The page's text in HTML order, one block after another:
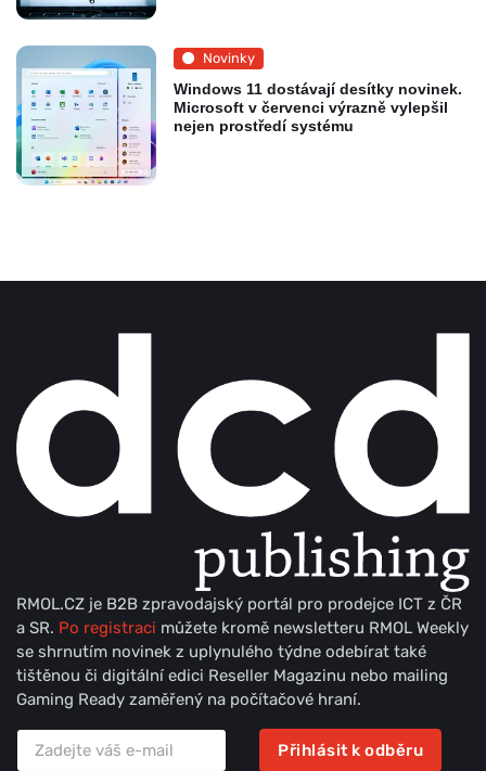
Novinky
Windows 11 dostávají desítky novinek.
Microsoft v červenci výrazně vylepšil
nejen prostředí systému
RMOL.CZ je B2B zpravodajský portál pro prodejce ICT z ČR
a SR. Po registraci můžete kromě newsletteru RMOL Weekly
se shrnutím novinek z uplynulého týdne odebírat také
tištěnou či digitální edici Reseller Magazinu nebo mailing
Gaming Ready zaměřený na počítačové hraní.
Přihlásit k odběru